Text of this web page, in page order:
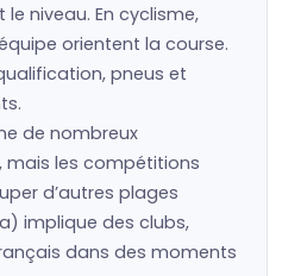
niveau. En cyclisme,
orientent la course.
pneus et
de nombreux
mais les compétitions
d’autres plages
implique des clubs,
dans des moments